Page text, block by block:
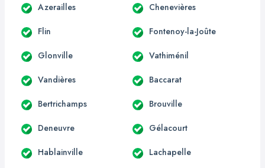
Azerailles Chenevières
Flin Fontenoy-la-Joûte
Glonville Vathiménil
Vandières Baccarat
Bertrichamps Brouville
Deneuvre Gélacourt
Hablainville Lachapelle